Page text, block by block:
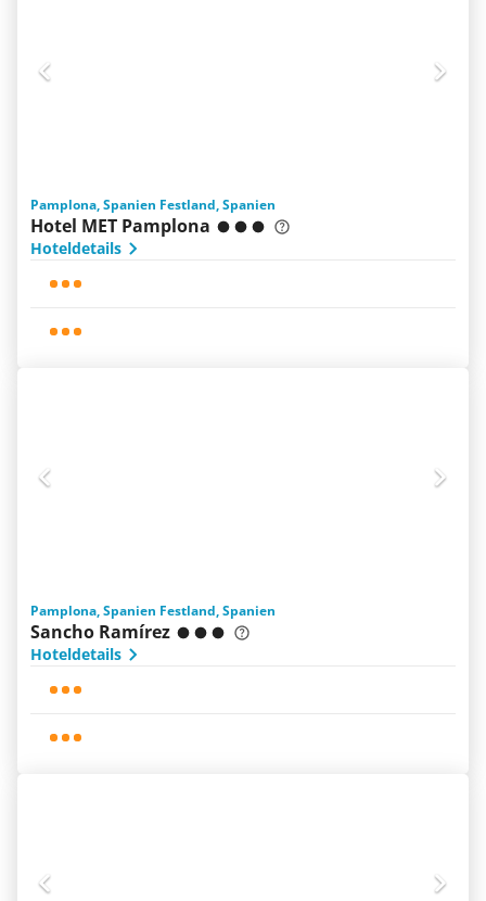
Pamplona, Spanien Festland, Spanien
Hotel MET Pamplona
Hoteldetails
Pamplona, Spanien Festland, Spanien
Sancho Ramírez
Hoteldetails